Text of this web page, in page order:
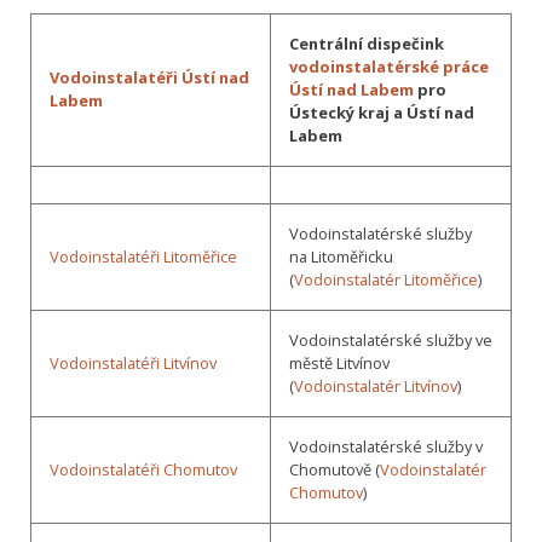
Vodoinstalatéři Ústí nad
Labem
Centrální dispečink
vodoinstalatérské práce
Ústí nad Labem pro
Ústecký kraj a Ústí nad
Labem
Vodoinstalatéři Litoměřice
Vodoinstalatérské služby
na Litoměřicku
(Vodoinstalatér Litoměřice)
Vodoinstalatéři Litvínov
Vodoinstalatérské služby ve
městě Litvínov
(Vodoinstalatér Litvínov)
Vodoinstalatéři Chomutov
Vodoinstalatérské služby v
Chomutově (Vodoinstalatér
Chomutov)